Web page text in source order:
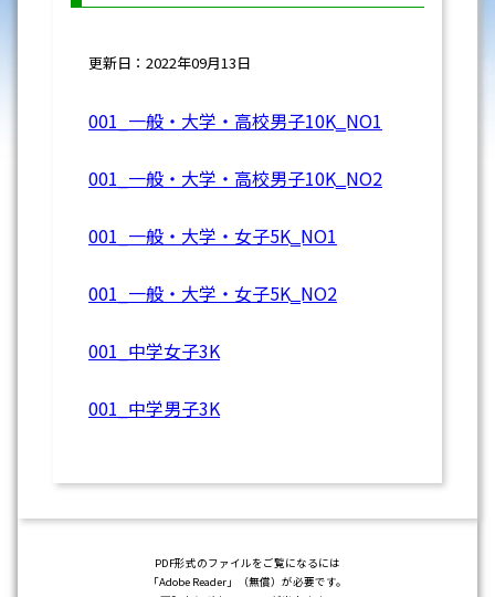
更新日：2022年09月13日
001_一般・大学・高校男子10K‗NO1
001_一般・大学・高校男子10K‗NO2
001_一般・大学・女子5K‗NO1
001_一般・大学・女子5K‗NO2
001_中学女子3K
001_中学男子3K
PDF形式のファイルをご覧になるには
「Adobe Reader」（無償）が必要です。